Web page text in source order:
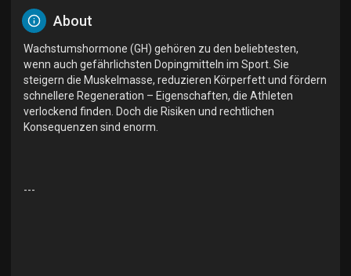
About
Wachstumshormone (GH) gehören zu den beliebtesten,
wenn auch gefährlichsten Dopingmitteln im Sport. Sie
steigern die Muskelmasse, reduzieren Körperfett und fördern
schnellere Regeneration – Eigenschaften, die Athleten
verlockend finden. Doch die Risiken und rechtlichen
Konsequenzen sind enorm.
---